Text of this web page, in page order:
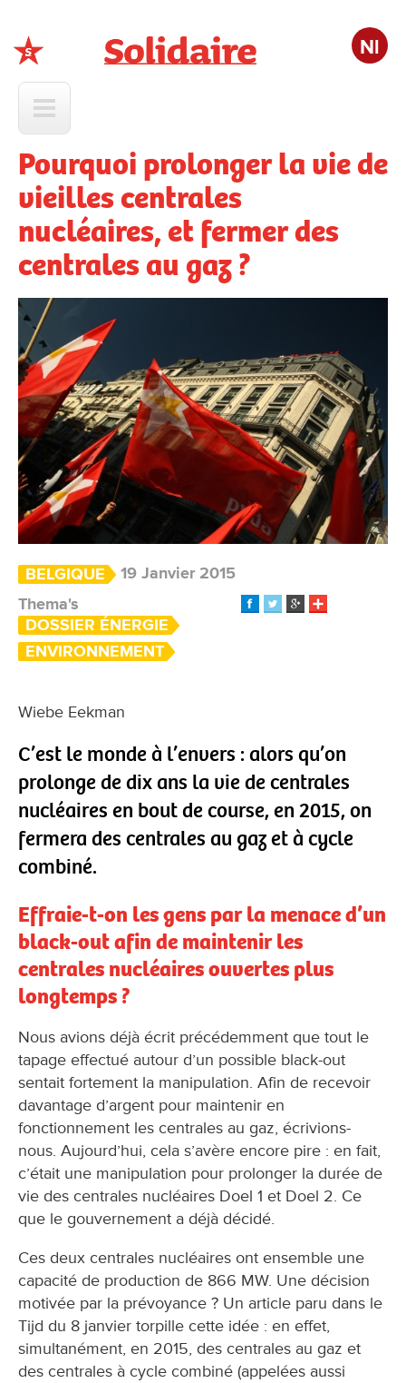
Nl
Pourquoi prolonger la vie de
vieilles centrales
nucléaires, et fermer des
centrales au gaz ?
BELGIQUE
19 Janvier 2015
Thema's
DOSSIER ÉNERGIE
ENVIRONNEMENT
Wiebe Eekman
C’est le monde à l’envers : alors qu’on
prolonge de dix ans la vie de centrales
nucléaires en bout de course, en 2015, on
fermera des centrales au gaz et à cycle
combiné.
Effraie-t-on les gens par la menace d’un
black-out afin de maintenir les
centrales nucléaires ouvertes plus
longtemps ?
Nous avions déjà écrit précédemment que tout le
tapage effectué autour d’un possible black-out
sentait fortement la manipulation. Afin de recevoir
davantage d’argent pour maintenir en
fonctionnement les centrales au gaz, écrivions-
nous. Aujourd’hui, cela s’avère encore pire : en fait,
c’était une manipulation pour prolonger la durée de
vie des centrales nucléaires Doel 1 et Doel 2. Ce
que le gouvernement a déjà décidé.
Ces deux centrales nucléaires ont ensemble une
capacité de production de 866 MW. Une décision
motivée par la prévoyance ? Un article paru dans le
Tijd du 8 janvier torpille cette idée : en effet,
simultanément, en 2015, des centrales au gaz et
des centrales à cycle combiné (appelées aussi